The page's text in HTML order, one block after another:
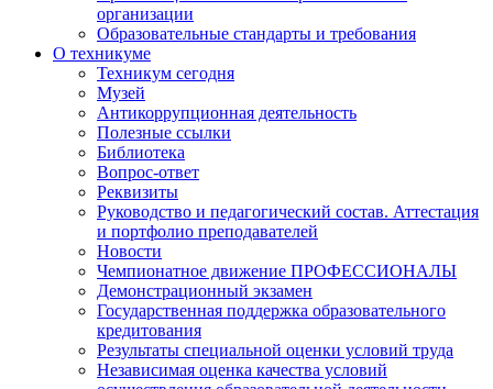
организации
Образовательные стандарты и требования
О техникуме
Техникум сегодня
Музей
Антикоррупционная деятельность
Полезные ссылки
Библиотека
Вопрос-ответ
Реквизиты
Руководство и педагогический состав. Аттестация
и портфолио преподавателей
Новости
Чемпионатное движение ПРОФЕССИОНАЛЫ
Демонстрационный экзамен
Государственная поддержка образовательного
кредитования
Результаты специальной оценки условий труда
Независимая оценка качества условий